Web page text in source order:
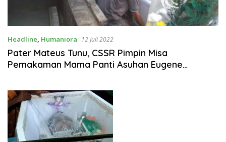
Headline, Humaniora 12 Juli 2022
Pater Mateus Tunu, CSSR Pimpin Misa
Pemakaman Mama Panti Asuhan Eugene